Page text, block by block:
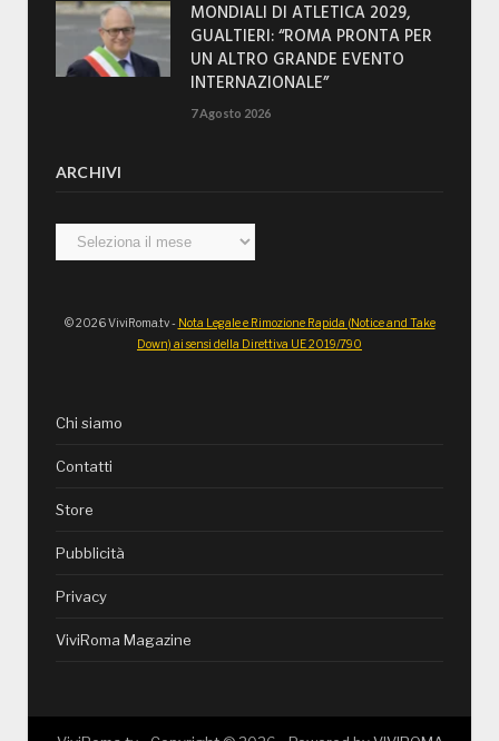
MONDIALI DI ATLETICA 2029,
GUALTIERI: “ROMA PRONTA PER
UN ALTRO GRANDE EVENTO
INTERNAZIONALE”
7 Agosto 2026
ARCHIVI
Archivi
© 2026 ViviRoma.tv - Nota Legale e Rimozione Rapida (Notice and Take
Down) ai sensi della Direttiva UE 2019/790
Chi siamo
Contatti
Store
Pubblicità
Privacy
ViviRoma Magazine